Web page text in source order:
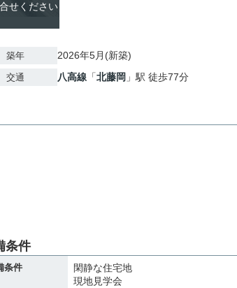
せください
築年 2026年5月(新築)
交通 八高線 「北藤岡 」駅 徒歩77分
条件
条件
閑静な住宅地
現地見学会